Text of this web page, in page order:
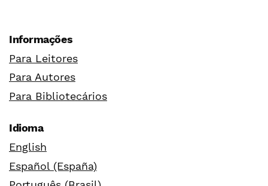
Informações
Para Leitores
Para Autores
Para Bibliotecários
Idioma
English
Español (España)